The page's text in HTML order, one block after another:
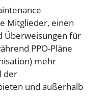
Mitglieder, einen
Überweisungen für
PPO-Pläne
mehr
der
und außerhalb